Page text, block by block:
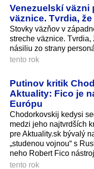
Venezuelskí väzni
väznice. Tvrdia,
Stovky väzňov v
streche väznice.
násiliu zo strany
tento rok
Putinov kritik
Aktuality: Fico je
Európu
Chodorkovskij kedysi
medzi jeho najtvrdších
pre Aktuality.sk bývalý
„studenou vojnou“ s
neho Robert Fico
tento rok